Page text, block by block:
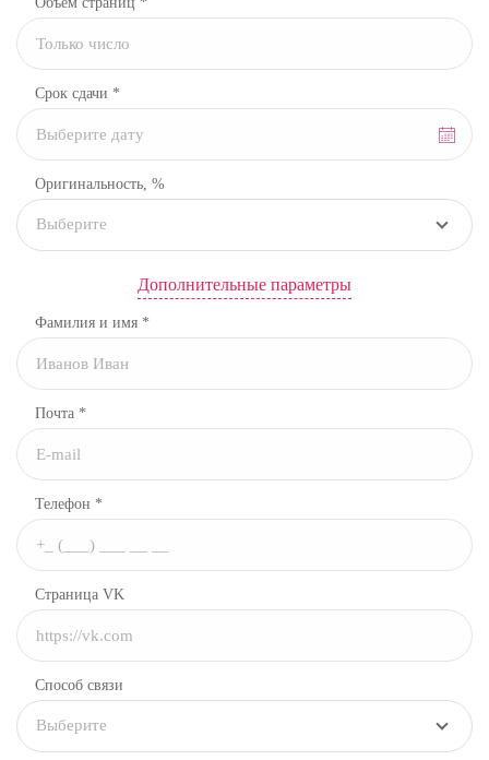
Срок сдачи *
Оригинальность, %
Выберите
Дополнительные параметры
Фамилия и имя *
Почта *
Телефон *
Страница VK
Способ связи
Выберите